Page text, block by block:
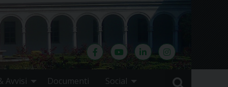
Avvisi Documenti Social